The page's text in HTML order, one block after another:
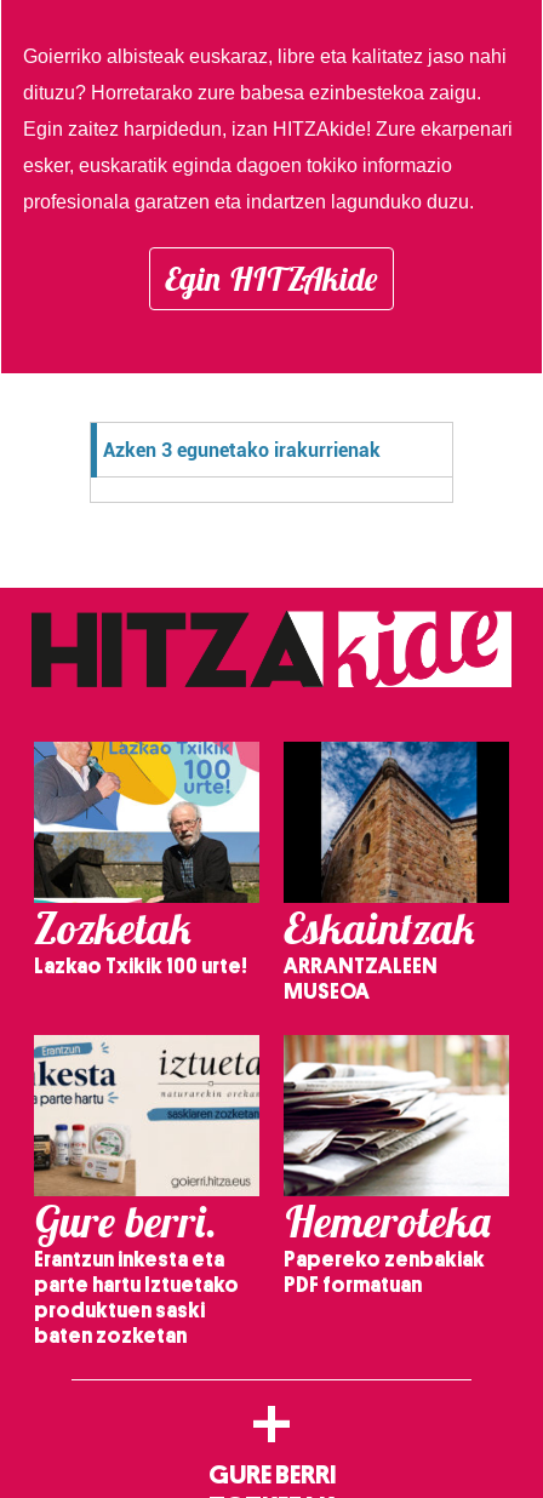
Goierriko albisteak euskaraz, libre eta kalitatez jaso nahi
dituzu? Horretarako zure babesa ezinbestekoa zaigu.
Egin zaitez harpidedun, izan HITZAkide!Zure ekarpenari
esker, euskaratik eginda dagoen tokiko informazio
profesionala garatzen eta indartzen lagunduko duzu.
Egin HITZAkide
Azken 3 egunetako irakurrienak
Zozketak
Lazkao Txikik 100 urte!
Eskaintzak
ARRANTZALEEN
MUSEOA
Gure berri.
Erantzun inkesta eta
parte hartu Iztuetako
produktuen saski
baten zozketan
Hemeroteka
Papereko zenbakiak
PDF formatuan
+
GURE BERRI